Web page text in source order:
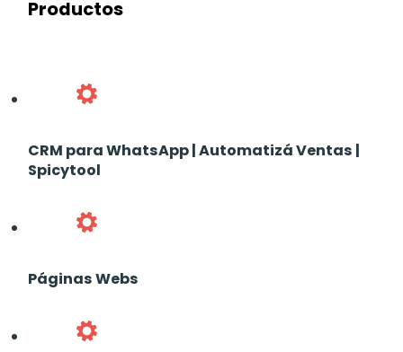
Productos
CRM para WhatsApp | Automatizá Ventas |
Spicytool
Páginas Webs